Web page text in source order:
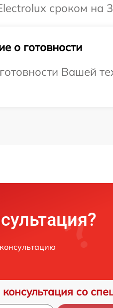
сроком на
о готовности
Вашей
со